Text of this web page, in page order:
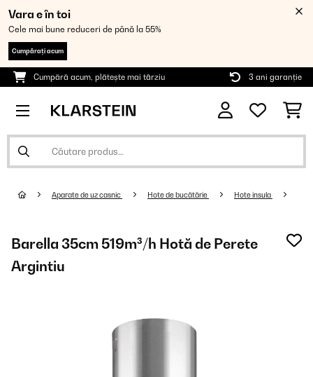
Vara e în toi
Cele mai bune reduceri de până la 55%
Cumpărați acum
Cumpără acum, plătește mai târziu 3 ani garanție
Aparate de uz casnic Hote de bucătărie Hote insula
Barella 35cm 519m³/h Hotă de Perete
Argintiu